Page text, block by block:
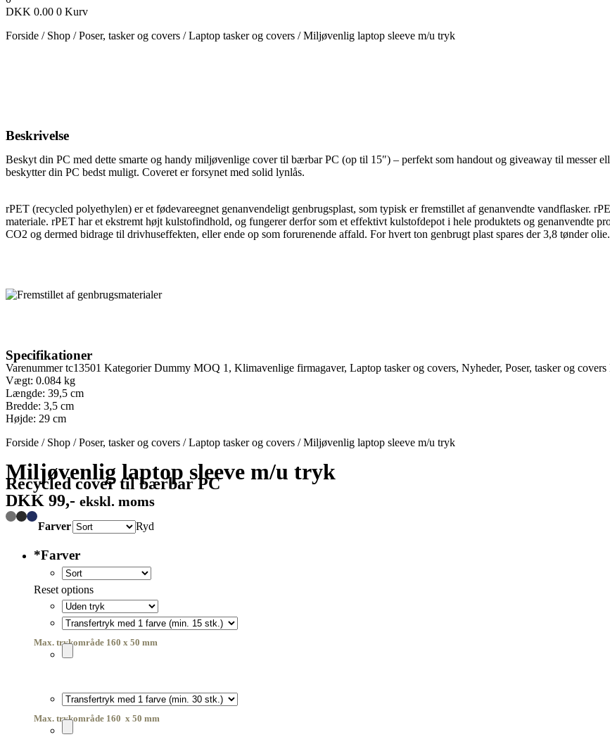
DKK 0.00 0 Kurv
Forside / Shop /Poser, tasker og covers /Laptop tasker og covers /Miljøvenlig laptop sleeve m/u tryk
Beskrivelse
Beskyt din PC med dette smarte og handy miljøvenlige cover til bærbar PC (op til 15″) – perfekt som handout og giveaway til messer
beskytter din PC bedst muligt. Coveret er forsynet med solid lynlås.
rPET (recycled polyethylen) er et fødevareegnet genanvendeligt genbrugsplast, som typisk er fremstillet af genanvendte vandflasker.
materiale. rPET har et ekstremt højt kulstofindhold, og fungerer derfor som et effektivt kulstofdepot i hele produktets og genanvendte
CO2 og dermed bidrage til drivhuseffekten, eller ende op som forurenende affald. For hvert ton genbrugt plast spares der 3,8 tønder olie.
Specifikationer
Varenummertc13501 Kategorier Dummy MOQ 1 , Klimavenlige firmagaver, Laptop tasker og covers, Nyheder, Poser, tasker og covers
Vægt: 0.084 kg
Længde: 39,5 cm
Bredde: 3,5 cm
Højde: 29 cm
Forside / Shop /Poser, tasker og covers /Laptop tasker og covers /Miljøvenlig laptop sleeve m/u tryk
Miljøvenlig laptop sleeve m/u tryk
Recycled cover til bærbar PC
DKK 99,- ekskl. moms
Farver Ryd
*Farver
Reset options
Max. trykområde 160 x 50 mm
Max. trykområde 160 x 50 mm